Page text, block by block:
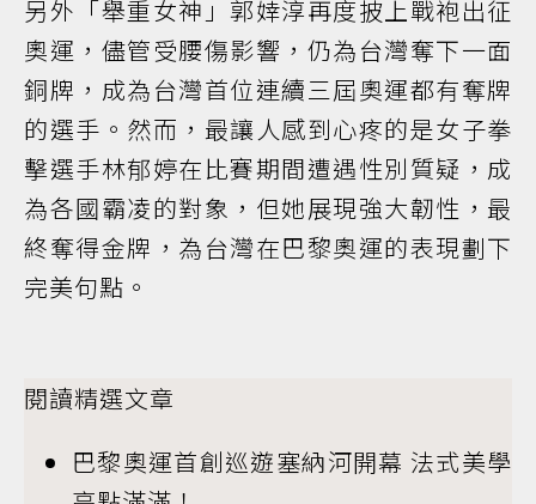
另外「舉重女神」郭婞淳再度披上戰袍出征
奧運，儘管受腰傷影響，仍為台灣奪下一面
銅牌，成為台灣首位連續三屆奧運都有奪牌
的選手。然而，最讓人感到心疼的是女子拳
擊選手林郁婷在比賽期間遭遇性別質疑，成
為各國霸凌的對象，但她展現強大韌性，最
終奪得金牌，為台灣在巴黎奧運的表現劃下
完美句點。
閱讀精選文章
巴黎奧運首創巡遊塞納河開幕 法式美學